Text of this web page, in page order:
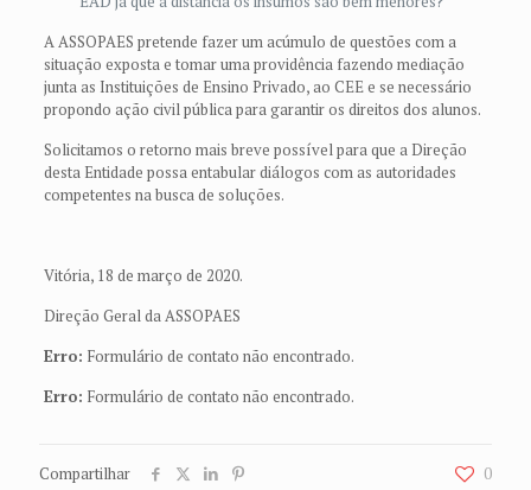
A ASSOPAES pretende fazer um acúmulo de questões com a
situação exposta e tomar uma providência fazendo mediação
junta as Instituições de Ensino Privado, ao CEE e se necessário
propondo ação civil pública para garantir os direitos dos alunos.
Solicitamos o retorno mais breve possível para que a Direção
desta Entidade possa entabular diálogos com as autoridades
competentes na busca de soluções.
Vitória, 18 de março de 2020.
Direção Geral da ASSOPAES
Erro: Formulário de contato não encontrado.
Erro: Formulário de contato não encontrado.
Compartilhar 0